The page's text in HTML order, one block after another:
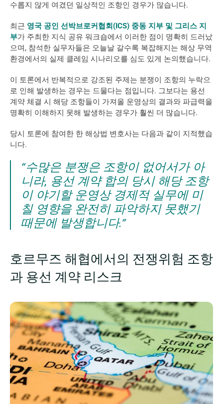
수롭지 않게 여겼던 일상적인 조항인 경우가 많습니다.
최근 영국 공인 선박브로커협회(ICS) 중동 지부 및 그리스 지
부가 주최한 지식 공유 워크숍에서 이러한 점이 명확히 드러났
으며, 참석한 실무자들은 오늘날 갈수록 복잡해지는 해상 무역
환경에서의 실제 클레임 시나리오를 심도 있게 논의했습니다.
이 토론에서 반복적으로 강조된 주제는 분쟁이 조항의 누락으
로 인해 발생하는 경우는 드물다는 점입니다. 그보다는 용선
계약 체결 시 해당 조항들이 가져올 운영상의 결과와 파급력을
명확히 이해하지 못해 발생하는 경우가 훨씬 더 많습니다.
당시 토론에 참여한 한 해상법 변호사는 다음과 같이 지적했습
니다.
“수많은 분쟁은 조항이 없어서가 아
니라, 용선 계약 합의 당시 해당 조항
이 야기할 운영상 경제적 실무에 미
칠 영향을 완전히 파악하지 못했기
때문에 발생합니다.”
호르무즈 해협에서의 전쟁위험 조항
과 용선 계약 리스크